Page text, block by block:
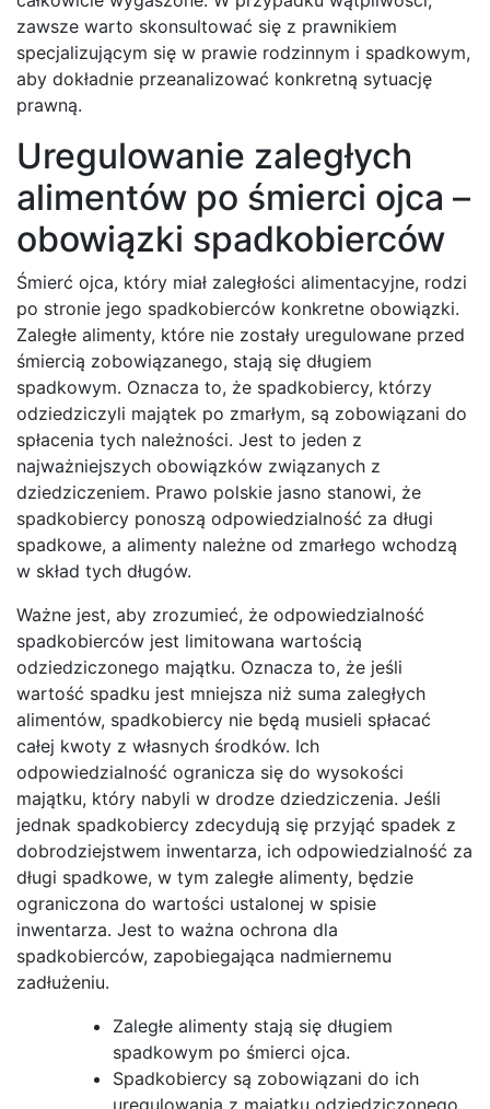
zawsze warto skonsultować się z prawnikiem
specjalizującym się w prawie rodzinnym i spadkowym,
aby dokładnie przeanalizować konkretną sytuację
prawną.
Uregulowanie zaległych
alimentów po śmierci ojca –
obowiązki spadkobierców
Śmierć ojca, który miał zaległości alimentacyjne, rodzi
po stronie jego spadkobierców konkretne obowiązki.
Zaległe alimenty, które nie zostały uregulowane przed
śmiercią zobowiązanego, stają się długiem
spadkowym. Oznacza to, że spadkobiercy, którzy
odziedziczyli majątek po zmarłym, są zobowiązani do
spłacenia tych należności. Jest to jeden z
najważniejszych obowiązków związanych z
dziedziczeniem. Prawo polskie jasno stanowi, że
spadkobiercy ponoszą odpowiedzialność za długi
spadkowe, a alimenty należne od zmarłego wchodzą
w skład tych długów.
Ważne jest, aby zrozumieć, że odpowiedzialność
spadkobierców jest limitowana wartością
odziedziczonego majątku. Oznacza to, że jeśli
wartość spadku jest mniejsza niż suma zaległych
alimentów, spadkobiercy nie będą musieli spłacać
całej kwoty z własnych środków. Ich
odpowiedzialność ogranicza się do wysokości
majątku, który nabyli w drodze dziedziczenia. Jeśli
jednak spadkobiercy zdecydują się przyjąć spadek z
dobrodziejstwem inwentarza, ich odpowiedzialność za
długi spadkowe, w tym zaległe alimenty, będzie
ograniczona do wartości ustalonej w spisie
inwentarza. Jest to ważna ochrona dla
spadkobierców, zapobiegająca nadmiernemu
zadłużeniu.
Zaległe alimenty stają się długiem
spadkowym po śmierci ojca.
Spadkobiercy są zobowiązani do ich
uregulowania z majątku odziedziczonego.